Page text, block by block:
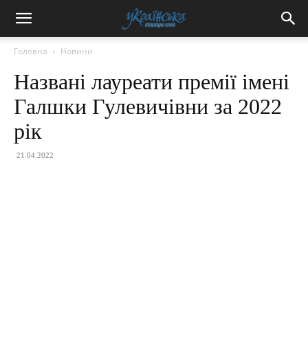
Головна Новини
Названі лауреати премії імені
Галшки Гулевичівни за 2022
рік
21.04.2022